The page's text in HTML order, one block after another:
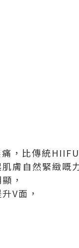
，比傳統HIIFU
膚自然緊緻嘅
，
V面，